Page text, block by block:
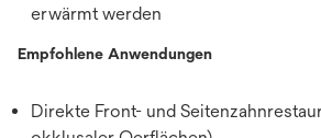
erwärmt werden
Empfohlene Anwendungen
Direkte Front- und